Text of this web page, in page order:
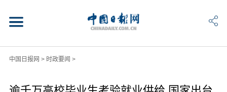
中国日报网 > 时政要闻 >